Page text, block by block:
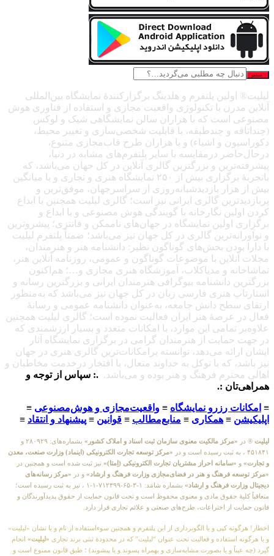
جستجو
لیلیت® اولین پلتفرم و هلدینگ برگزارکنندهٔ نمایشگاه بین‌المللی
آنلاین مدرن با تکنولوژی واقعیت مجازی و استفاده از فناوری هوش
مصنوعی است که با هزاران سالن نمایشگاهی شیک و لوکس
(چنداتاقه و چندطبقه، با قابلیت شخصی‌سازی و تغییر محیط،
دکوراسیون و اشیاء) و با هزاران طرح قاب‌مجازی متنوع،
درحال‌حاضر درمقایسه با سایر پلتفرم‌های مشابه در دنیا،
پیشرفته‌ترین و بزرگترین گالری آنلاین در کل جهان می‌باشد، که
باتجربهٔ برگزاری بیش از ۲۵۰ نمایشگاه هنری و تجاری و با میانگین
بیش از هزار بازدیدشبانه‌روزی از سراسرجهان، موفق‌ترین و
پربازدیدترین گالری ایرانی نیز است؛ گالری لیلیت همچنین با ابداع
کردن اولین نگارخانه با گویندگی هوش مصنوعی و با ابداع و
برگزاری اولین نمایشگاه در جهان‌های ناممکن و فانتزی؛ پیشروترین
و نوآورانه‌ترین گالری در کل جهان نیز می‌باشد؛ ضمناً پلتفرم لیلیت
با دارا بودن بخش‌های گوناگون نظیر: دانشنامه هنر و هنرمندان،
مجلات آنلاین با موضوعات گوناگون و عمومی، روزنامه آنلاین هنر،
تماشاخانه و مدیاکلاب، آموزشگاه هنری مجازی و…؛ هم‌اکنون
بزرگترین دانشنامه بیوگرافی هنرمندان ایرانی و بزرگترین رسانه و
استارتاپ هنری فارسی زبان در کل جهان نیز می‌باشد که به‌منظور
ارتقای سطح دانش جامعه، به‌عنوان دانشنامه عمومی و رسانهٔ
فعال در عرصهٔ هنر ایران فعالیت نموده است؛ گالری لیلیت همچنین
علاوه‌بر تمامی این موارد، با امکانات متعدد و بسیار ارزشمندی که
در جهت حمایت از هنرمندان گرامی در برگزاری نمایشگاه آثار
ایشان ارائه می‌دهد، توانسته پرامکانات‌ترین گالری هنری در جهان
نیز باشد، که با توکل به خداوند متعال، با افتخار درخدمت مخاطبان و
اهالی محترم فرهنگ و هنر بوده و می‌باشد. .: سپاس از توجه و
همراهی‌تان :.
≡ امکانات رزرو نمایشگاه ≡ واقعیت‌مجازی و هوش‌مصنوعی ≡
اپلیکیشن ≡ همکاری ≡ منابع‌مطالب ≡ قوانین ≡ پیشنهاد و انتقاد ≡
لیلیت ® در «مرکز مالکیت معنوی سازمان ثبت اسناد و املاک کشور»
بشماره‌های: ۲۸۰۹۲۹ و
۴۵۱۸۴۱ ، به ثبت رسیده است و در
«مرکز توسعه تجارت الکترونیکی (اینماد) وزارت صنعت، معدن
و تجارت» و «سامانه احراز مشتریان تجارت الکترونیکی (اِمتا)» نیز ثبت شده است و همچنین در
«مرکز توسعه فرهنگ و هنر در فضای‌مجازی وزارت فرهنگ و ارشاد» و در «مرکز رسانه‌های
دیجیتال وزارت فرهنگ و ارشاد»
بشماره شامَد: ۱-۳-۶۵-۷۱۲۳۹۹-۱-۱ ، نیز به ثبت رسیده است؛
متعاقباً کلیهٔ حقوق مادی و معنوی محفوظ است و تحت قانون حمایت از حقوق پدیدآورندگان و
قانون حمایت از اختراعات، طرح‌های صنعتی و علائم تجاری قرار دارد.
اخطار! هرگونه کپی و یا الگوبرداری از این پلتفرم و همچنین سوءاستفاده از نام و یا نشان «لیلیت»
و یا هرگونه استفاده و فعالیت تحت عنوان “لیلیت” که در محدودهٔ ثبتی برند تجاری «لیلیت» انجام
گیرد (چه عیناً و یا بصورت مشابه‌سازی و بهمراه پسوند و یا پیشوند) ؛ طبق قانون ممنوع است و